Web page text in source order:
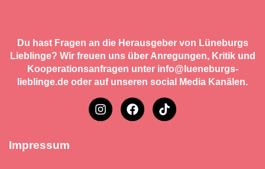
Du hast Fragen an die Herausgeber von Lüneburgs
Lieblinge? Wir freuen uns über Anregungen, Kritik und
Kooperationsanfragen unter info@lueneburgs-
lieblinge.de oder auf unseren social Media Kanälen.
Impressum